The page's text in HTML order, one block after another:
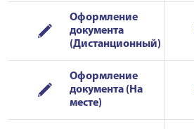
Оформление
документа
(Дистанционный)
Оформление
документа (На
месте)